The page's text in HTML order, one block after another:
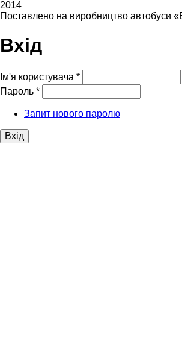
2014
Поставлено на виробництво автобуси
Вхід
Ім'я користувача *
Пароль *
Запит нового паролю